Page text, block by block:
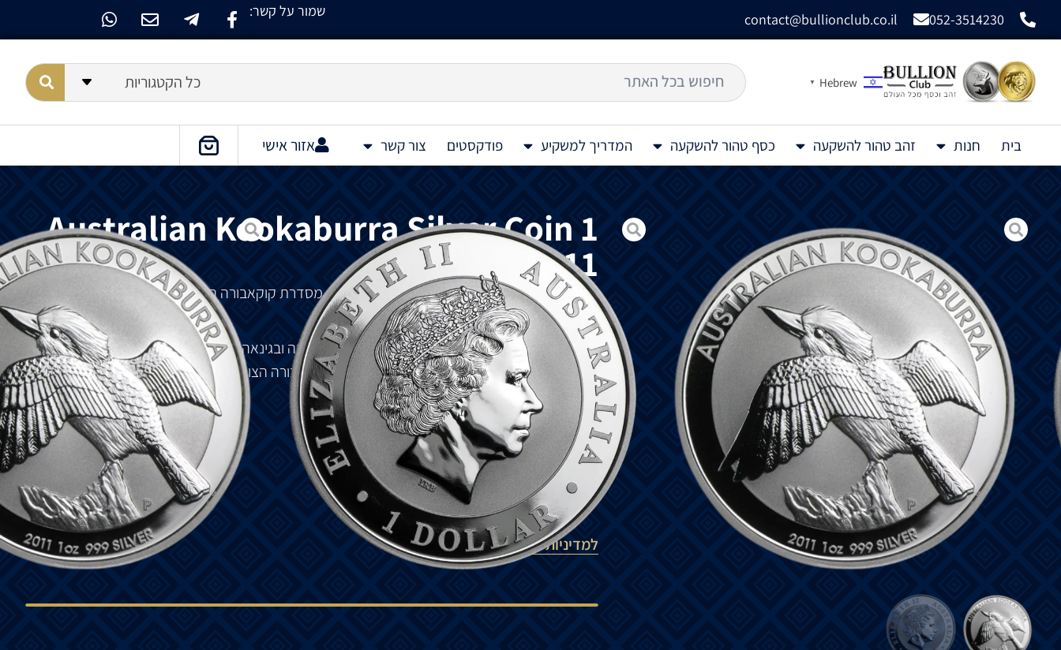
052-3514230
contact@bullionclub.co.il שמור על קשר:
Hebrew
▼ כל הקטגוריות
בית חנות זהב טהור להשקעה כסף טהור להשקעה המדריך למשקיע פודקסטים צור קשר אזור אישי
Australian Kookaburra Silver Coin 1
Oz 2011
מטבעכסףAustralian Kookaburra 1 Oz 2011 מסדרתקוקאבורההכסףהאוסטרלית
באוסטרליה.
קוקבורה
הם עופותדורסיםשלדגיםשמקורם באוסטרליה ובגינאההחדשה .ישנםארבעה מיניםשל
קוקבורה
כוללקוקאבורההמפורסם.הקריאהשלהקוקבורה הצוחקת שימשהכאפקטקולבמשךשנים
בסרטים
ובתוכניות טלוויזיה.
505
₪
הוספה לסל
למדיניות המשלוחים